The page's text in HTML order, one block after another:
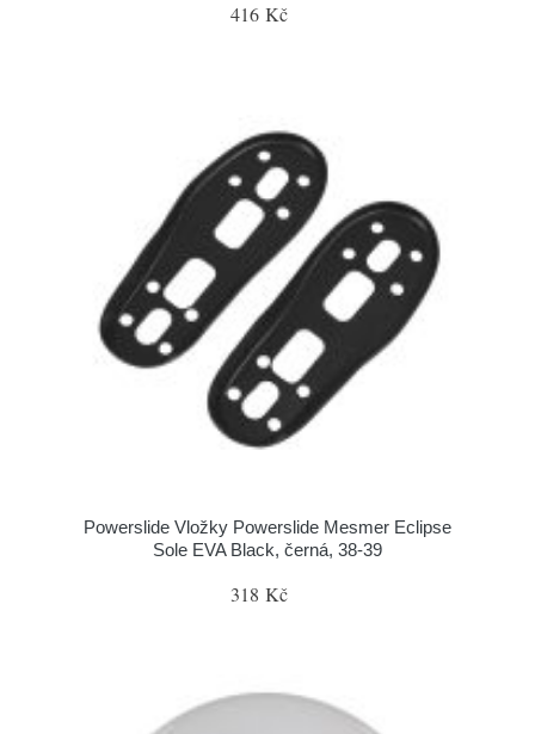
416 Kč
Powerslide Vložky Powerslide Mesmer Eclipse
Sole EVA Black, černá, 38-39
318 Kč